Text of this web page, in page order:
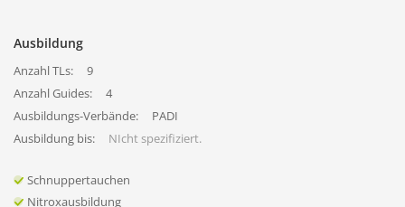
Ausbildung
Anzahl TLs:
9
Anzahl Guides:
4
Ausbildungs-Verbände:
PADI
Ausbildung bis:
NIcht spezifiziert.
Schnuppertauchen
Nitroxausbildung